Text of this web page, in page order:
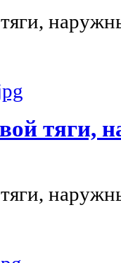
тяги,